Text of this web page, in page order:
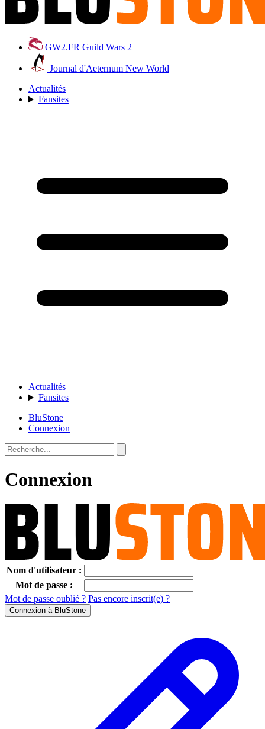
GW2.FR Guild Wars 2
Journal d'Aeternum New World
Actualités
Fansites
Actualités
Fansites
BluStone
Connexion
Connexion
Nom d'utilisateur :
Mot de passe :
Mot de passe oublié ? Pas encore inscrit(e) ?